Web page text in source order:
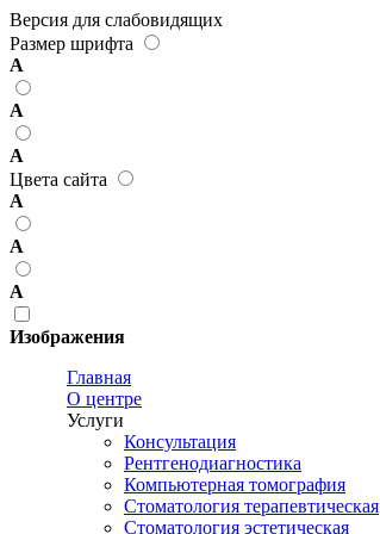
Версия для слабовидящих
Размер шрифта
А
А
А
Цвета сайта
А
А
А
Изображения
Главная
О центре
Услуги
Консультация
Рентгенодиагностика
Компьютерная томография
Стоматология терапевтическая
Стоматология эстетическая